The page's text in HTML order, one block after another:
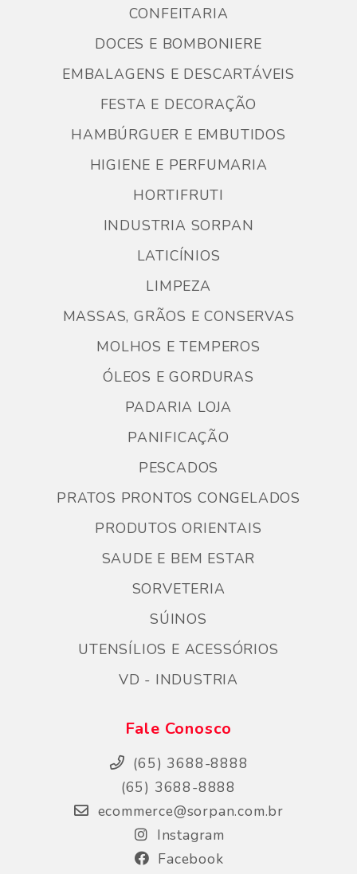
CONFEITARIA
DOCES E BOMBONIERE
EMBALAGENS E DESCARTÁVEIS
FESTA E DECORAÇÃO
HAMBÚRGUER E EMBUTIDOS
HIGIENE E PERFUMARIA
HORTIFRUTI
INDUSTRIA SORPAN
LATICÍNIOS
LIMPEZA
MASSAS, GRÃOS E CONSERVAS
MOLHOS E TEMPEROS
ÓLEOS E GORDURAS
PADARIA LOJA
PANIFICAÇÃO
PESCADOS
PRATOS PRONTOS CONGELADOS
PRODUTOS ORIENTAIS
SAUDE E BEM ESTAR
SORVETERIA
SÚINOS
UTENSÍLIOS E ACESSÓRIOS
VD - INDUSTRIA
Fale Conosco
(65) 3688-8888
(65) 3688-8888
ecommerce@sorpan.com.br
Instagram
Facebook